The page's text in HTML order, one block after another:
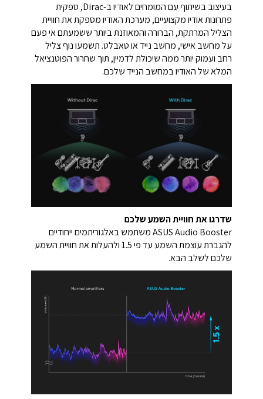
בעיצוב בשיתוף עם המומחים לאודיו ב-Dirac, ספקית
פתרונות אודיו מקצועיים, מערכת האודיו מספקת את חוויית
הצליל המרתקת, הברורה והמאוזנת ביותר ששמעתם אי פעם
על מחשב אישי, מחשב נייד או טאבלט. תשמעו נוף צליל
רחב ועמוק יותר ממה שיכולת לדמיין, תוך שחרור הפוטנציאל
המלא של האודיו במחשב הנייד שלכם.
שדרגו את חוויית השמע שלכם
ASUS Audio Booster משתמש באלגוריתמים ייחודיים
להגברת עוצמת השמע עד פי 1.5 ולהעלות את חוויית השמע
שלכם לשלב הבא.